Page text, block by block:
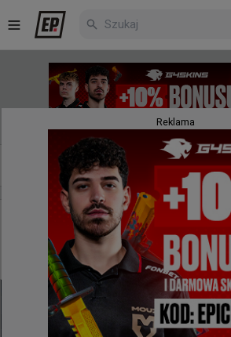
Nowe Najpopularniejsze
wojteq 4 minuty temu
Prestige 0:2 Metizport - ekipa
dzień z bilansem 1-0
Reklama